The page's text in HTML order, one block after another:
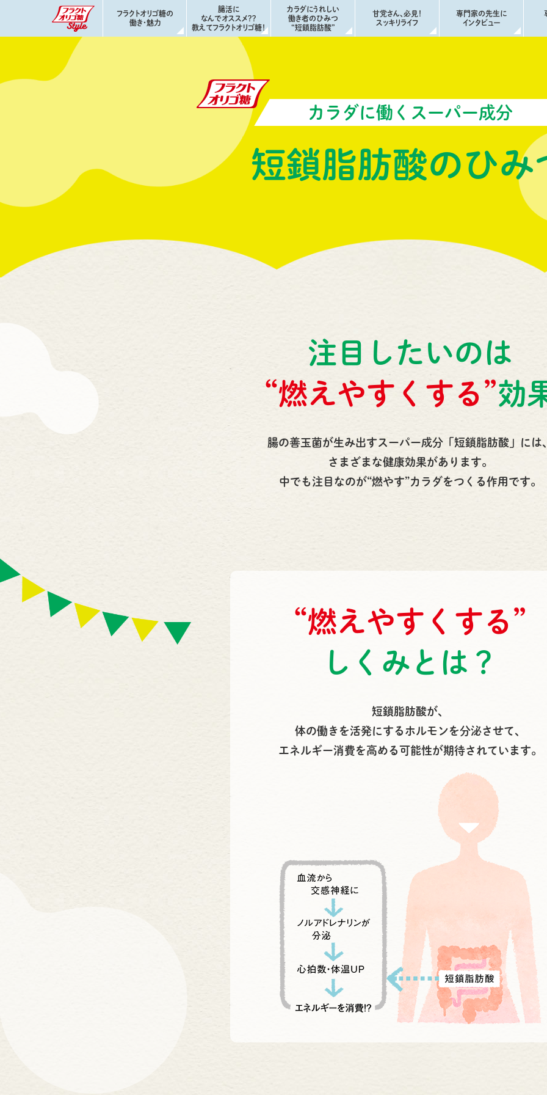
フラクトオリゴ糖の
働き・魅力
もっと教えて フラクトオリゴ糖の魅力
腸活に
なんでオススメ？？
教えてフラクトオリゴ糖！
カラダにうれしい
働き者のひみつ
“短鎖脂肪酸”
甘党さん、必見！
スッキリライフ
専門家の先生に
インタビュー
カラダに働くスーパー成分
短鎖脂肪酸のひみ
注目したいのは
“燃えやすくする”効
腸の善玉菌が生み出す スーパー成分「短鎖脂肪酸」には
さまざまな健康効果があります。
中でも注目なのが“燃やす”カラダをつくる作用です。
“燃えやすくする”
しくみとは？
短鎖脂肪酸が、
体の働きを活発にするホルモンを分泌させて、
エネルギー消費を高める可能性が期待されています。